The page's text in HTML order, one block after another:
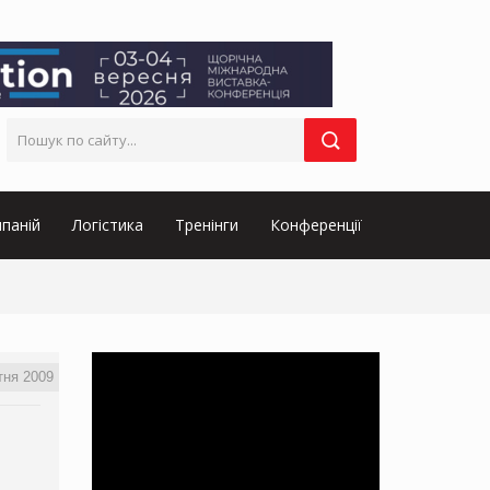
Логістика Тренінги Конференції
2009